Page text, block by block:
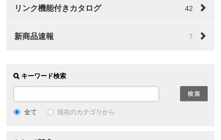
リンク機能付きカタログ 42
新商品速報 7
キーワード検索
全て 現在のカテゴリから